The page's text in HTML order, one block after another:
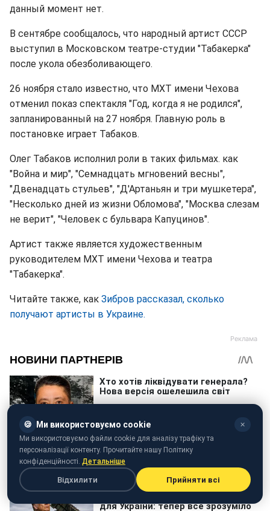
данный момент нет.
В сентябре сообщалось, что народный артист СССР
выступил в Московском театре-студии "Табакерка"
после укола обезболивающего.
26 ноября стало известно, что МХТ имени Чехова
отменил показ спектакля "Год, когда я не родился",
запланированный на 27 ноября. Главную роль в
постановке играет Табаков.
Олег Табаков исполнил роли в таких фильмах. как
"Война и мир", "Семнадцать мгновений весны",
"Двенадцать стульев", "Д'Артаньян и три мушкетера",
"Несколько дней из жизни Обломова", "Москва слезам
не верит", "Человек с бульвара Капуцинов".
Артист также является художественным
руководителем МХТ имени Чехова и театра
"Табакерка".
Читайте также, как Зибров рассказал, сколько
получают артисты в Украине.
🍪 Ми використовуємо cookie ✕
Ми використовуємо файли cookie для аналізу трафіку та
персоналізації контенту. Прочитайте нашу Політику
конфіденційності. Детальніше
Відхилити Прийняти всі